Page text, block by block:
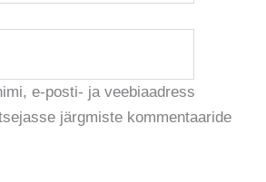
e-posti- ja veebiaadress
järgmiste kommentaaride